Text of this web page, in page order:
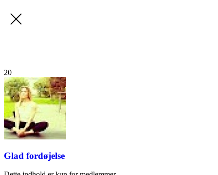
20
Glad fordøjelse